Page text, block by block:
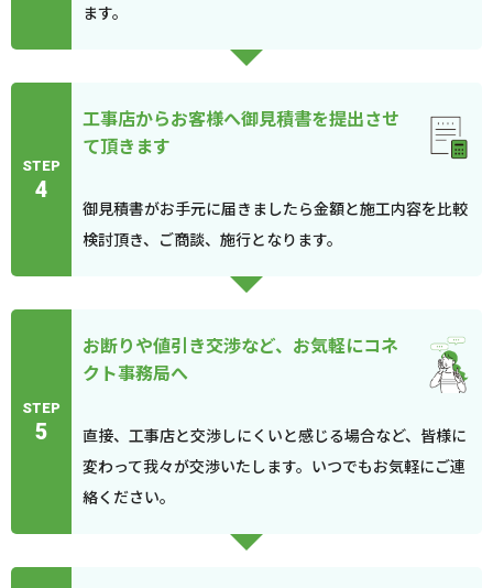
ます。
STEP
4
工事店からお客様へ御見積書を提出させ
て頂きます
御見積書がお手元に届きましたら金額と施工内容を比較
検討頂き、ご商談、施行となります。
STEP
5
お断りや値引き交渉など、お気軽にコネ
クト事務局へ
直接、工事店と交渉しにくいと感じる場合など、皆様に
変わって我々が交渉いたします。いつでもお気軽にご連
絡ください。